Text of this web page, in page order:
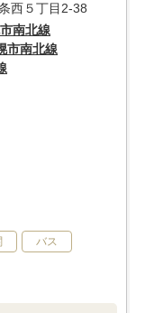
西５丁目2-38
南北線
市南北線
バス